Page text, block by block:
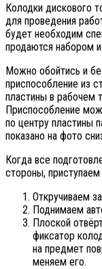
Колодки дискового
для проведения
будет необходим
продаются набором
Можно обойтись и
приспособление из
пластины в рабочем
Приспособление
по центру пластины
показано на фото
Когда все
стороны,
Откручиваем
Поднимаем
Плоской
фиксатор
на предмет
меняем его.